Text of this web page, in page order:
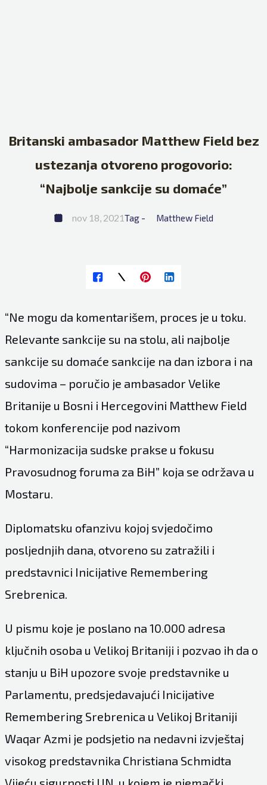
Britanski ambasador Matthew Field bez
ustezanja otvoreno progovorio:
“Najbolje sankcije su domaće”
nov 18, 2021Tag - Matthew Field
“Ne mogu da komentarišem, proces je u toku.
Relevante sankcije su na stolu, ali najbolje
sankcije su domaće sankcije na dan izbora i na
sudovima – poručio je ambasador Velike
Britanije u Bosni i Hercegovini Matthew Field
tokom konferencije pod nazivom
“Harmonizacija sudske prakse u fokusu
Pravosudnog foruma za BiH” koja se održava u
Mostaru.
Diplomatsku ofanzivu kojoj svjedočimo
posljednjih dana, otvoreno su zatražili i
predstavnici Inicijative Remembering
Srebrenica.
U pismu koje je poslano na 10.000 adresa
ključnih osoba u Velikoj Britaniji i pozvao ih da o
stanju u BiH upozore svoje predstavnike u
Parlamentu, predsjedavajući Inicijative
Remembering Srebrenica u Velikoj Britaniji
Waqar Azmi je podsjetio na nedavni izvještaj
visokog predstavnika Christiana Schmidta